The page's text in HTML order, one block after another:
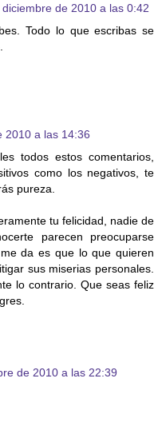
diciembre de 2010 a las 0:42
Todo lo que escribas se
2010 a las 14:36
todos estos comentarios,
como los negativos, te
pureza.
tu felicidad, nadie de
parecen preocuparse
da es que lo que quieren
sus miserias personales.
lo contrario. Que seas feliz
de 2010 a las 22:39